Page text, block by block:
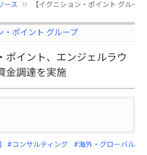
ース 【イグニション・ポイント グルー
・ポイント グループ
ポイント、エンジェルラウ
金調達を実施
#コンサルティング #海外・グローバル